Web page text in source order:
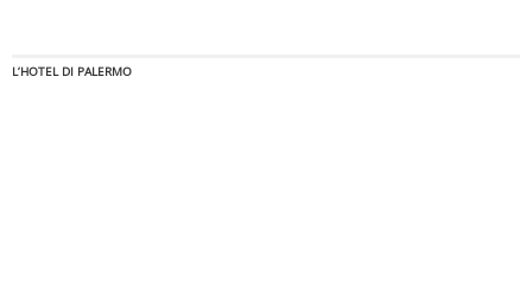
L’HOTEL DI PALERMO